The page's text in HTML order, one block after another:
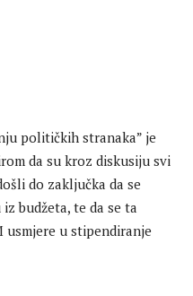
političkih stranaka” je
da su kroz diskusiju svi
do zaključka da se
budžeta, te da se ta
usmjere u stipendiranje